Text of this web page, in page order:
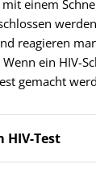
einem
reagieren
ein HIV-
gemacht
HIV-Test